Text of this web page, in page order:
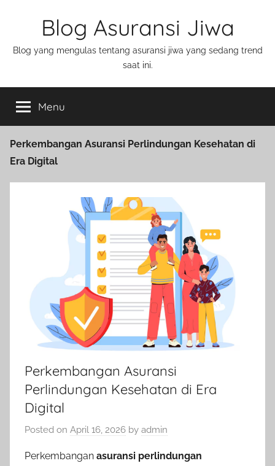
Blog Asuransi Jiwa
Blog yang mengulas tentang asuransi jiwa yang sedang trend
saat ini.
Menu
Perkembangan Asuransi Perlindungan Kesehatan di
Era Digital
Perkembangan Asuransi
Perlindungan Kesehatan di Era
Digital
Posted on April 16, 2026 by admin
Perkembangan asuransi perlindungan